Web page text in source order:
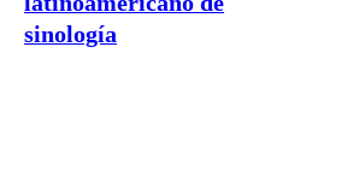
sinología